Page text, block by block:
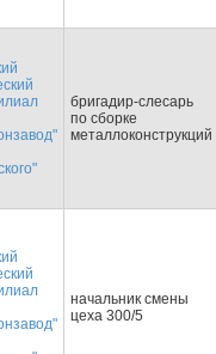
бригадир-слесарь
по сборке
металлоконструкций
начальник смены
цеха 300/5